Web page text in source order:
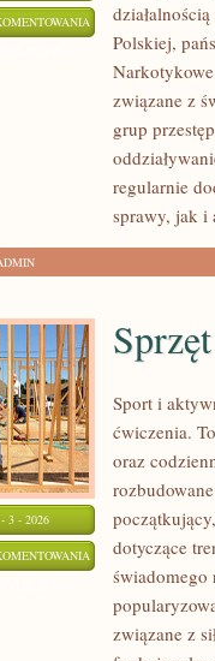
PRAWO
KONTRA
MAFIA
Polskiej,
związane z
grup
regularnie
sprawy, jak i
3 - 2026
SPRZĘT
AKCESORIA
Sport i
ćwiczenia.
oraz
dotyczące
świadomego
związane z